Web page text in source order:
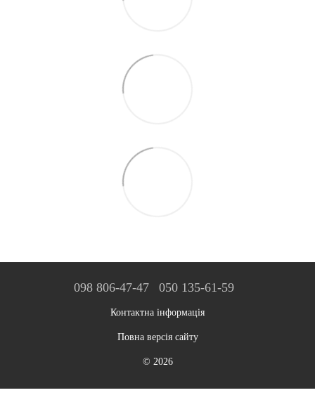
098 806-47-47 050 135-61-59
Контактна інформація
Повна версія сайту
© 2026